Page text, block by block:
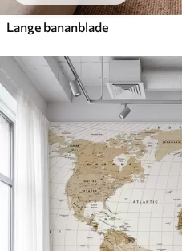
Lange bananblade